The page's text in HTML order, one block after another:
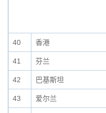
40 香港
41 芬兰
42 巴基斯坦
43 爱尔兰